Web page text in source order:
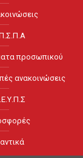
προσωπικού
ανακοινώσεις